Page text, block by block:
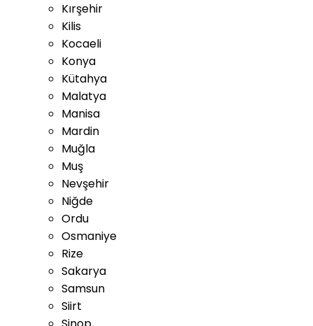
Kırşehir
Kilis
Kocaeli
Konya
Kütahya
Malatya
Manisa
Mardin
Muğla
Muş
Nevşehir
Niğde
Ordu
Osmaniye
Rize
Sakarya
Samsun
Siirt